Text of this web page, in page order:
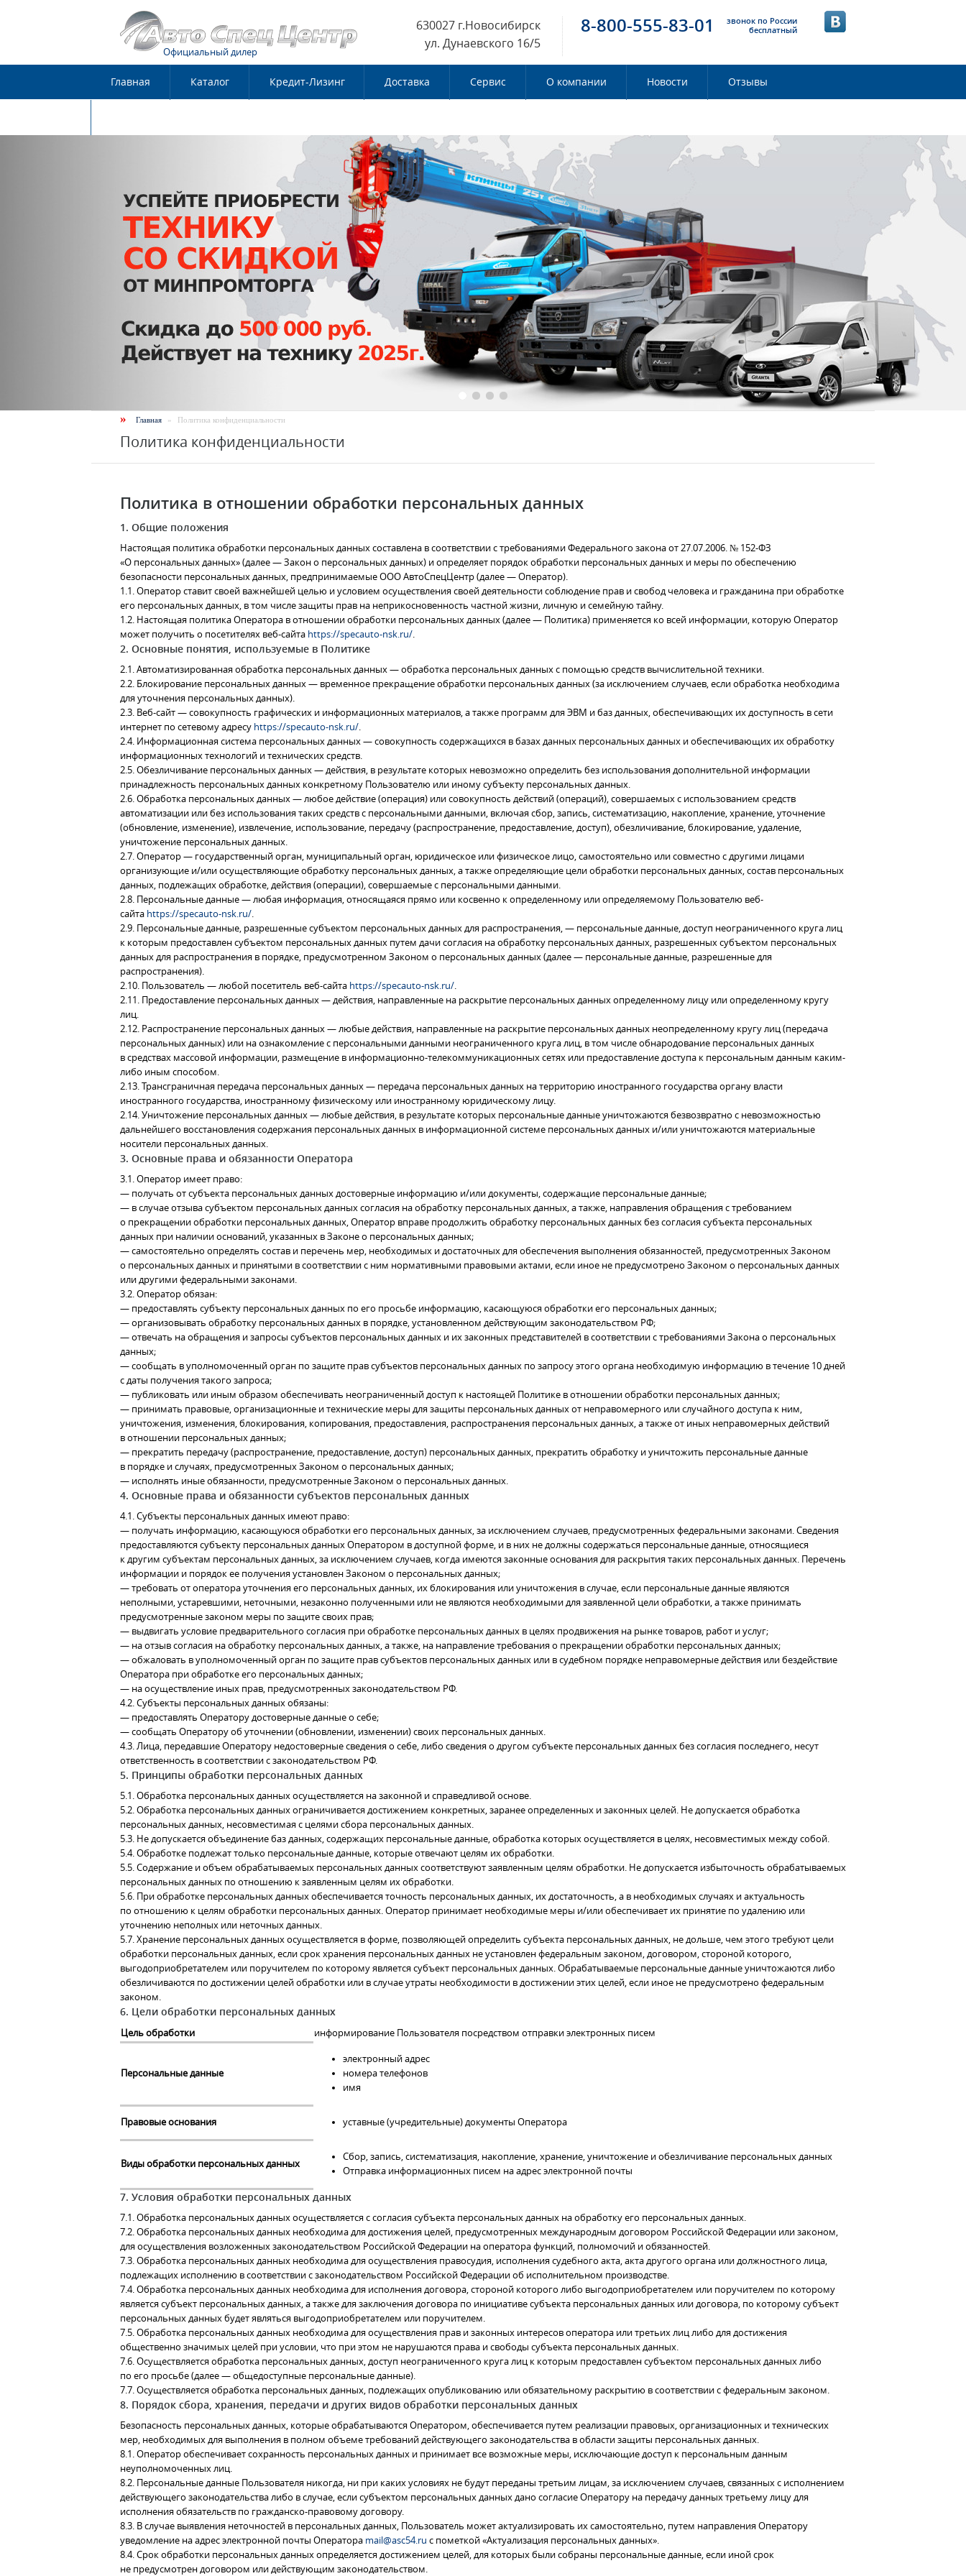
Официальный дилер
630027 г.Новосибирск
ул. Дунаевского 16/5
звонок по России
бесплатный
8-800-555-83-01
Главная Каталог Кредит-Лизинг Доставка Сервис О компании Новости Отзывы
» Главная » Политика конфиденциальности
Политика конфиденциальности
Политика в отношении обработки персональных данных
1. Общие положения
Настоящая политика обработки персональных данных составлена в соответствии с требованиями Федерального закона от 27.07.2006. № 152-ФЗ
«О персональных данных» (далее — Закон о персональных данных) и определяет порядок обработки персональных данных и меры по обеспечению
безопасности персональных данных, предпринимаемые ООО АвтоСпецЦентр (далее — Оператор).
1.1. Оператор ставит своей важнейшей целью и условием осуществления своей деятельности соблюдение прав и свобод человека и гражданина при обработке
его персональных данных, в том числе защиты прав на неприкосновенность частной жизни, личную и семейную тайну.
1.2. Настоящая политика Оператора в отношении обработки персональных данных (далее — Политика) применяется ко всей информации, которую Оператор
может получить о посетителях веб-сайта https://specauto-nsk.ru/.
2. Основные понятия, используемые в Политике
2.1. Автоматизированная обработка персональных данных — обработка персональных данных с помощью средств вычислительной техники.
2.2. Блокирование персональных данных — временное прекращение обработки персональных данных (за исключением случаев, если обработка необходима
для уточнения персональных данных).
2.3. Веб-сайт — совокупность графических и информационных материалов, а также программ для ЭВМ и баз данных, обеспечивающих их доступность в сети
интернет по сетевому адресу https://specauto-nsk.ru/.
2.4. Информационная система персональных данных — совокупность содержащихся в базах данных персональных данных и обеспечивающих их обработку
информационных технологий и технических средств.
2.5. Обезличивание персональных данных — действия, в результате которых невозможно определить без использования дополнительной информации
принадлежность персональных данных конкретному Пользователю или иному субъекту персональных данных.
2.6. Обработка персональных данных — любое действие (операция) или совокупность действий (операций), совершаемых с использованием средств
автоматизации или без использования таких средств с персональными данными, включая сбор, запись, систематизацию, накопление, хранение, уточнение
(обновление, изменение), извлечение, использование, передачу (распространение, предоставление, доступ), обезличивание, блокирование, удаление,
уничтожение персональных данных.
2.7. Оператор — государственный орган, муниципальный орган, юридическое или физическое лицо, самостоятельно или совместно с другими лицами
организующие и/или осуществляющие обработку персональных данных, а также определяющие цели обработки персональных данных, состав персональных
данных, подлежащих обработке, действия (операции), совершаемые с персональными данными.
2.8. Персональные данные — любая информация, относящаяся прямо или косвенно к определенному или определяемому Пользователю веб-
сайта https://specauto-nsk.ru/.
2.9. Персональные данные, разрешенные субъектом персональных данных для распространения, — персональные данные, доступ неограниченного круга лиц
к которым предоставлен субъектом персональных данных путем дачи согласия на обработку персональных данных, разрешенных субъектом персональных
данных для распространения в порядке, предусмотренном Законом о персональных данных (далее — персональные данные, разрешенные для
распространения).
2.10. Пользователь — любой посетитель веб-сайта https://specauto-nsk.ru/.
2.11. Предоставление персональных данных — действия, направленные на раскрытие персональных данных определенному лицу или определенному кругу
лиц.
2.12. Распространение персональных данных — любые действия, направленные на раскрытие персональных данных неопределенному кругу лиц (передача
персональных данных) или на ознакомление с персональными данными неограниченного круга лиц, в том числе обнародование персональных данных
в средствах массовой информации, размещение в информационно-телекоммуникационных сетях или предоставление доступа к персональным данным каким-
либо иным способом.
2.13. Трансграничная передача персональных данных — передача персональных данных на территорию иностранного государства органу власти
иностранного государства, иностранному физическому или иностранному юридическому лицу.
2.14. Уничтожение персональных данных — любые действия, в результате которых персональные данные уничтожаются безвозвратно с невозможностью
дальнейшего восстановления содержания персональных данных в информационной системе персональных данных и/или уничтожаются материальные
носители персональных данных.
3. Основные права и обязанности Оператора
3.1. Оператор имеет право:
— получать от субъекта персональных данных достоверные информацию и/или документы, содержащие персональные данные;
— в случае отзыва субъектом персональных данных согласия на обработку персональных данных, а также, направления обращения с требованием
о прекращении обработки персональных данных, Оператор вправе продолжить обработку персональных данных без согласия субъекта персональных
данных при наличии оснований, указанных в Законе о персональных данных;
— самостоятельно определять состав и перечень мер, необходимых и достаточных для обеспечения выполнения обязанностей, предусмотренных Законом
о персональных данных и принятыми в соответствии с ним нормативными правовыми актами, если иное не предусмотрено Законом о персональных данных
или другими федеральными законами.
3.2. Оператор обязан:
— предоставлять субъекту персональных данных по его просьбе информацию, касающуюся обработки его персональных данных;
— организовывать обработку персональных данных в порядке, установленном действующим законодательством РФ;
— отвечать на обращения и запросы субъектов персональных данных и их законных представителей в соответствии с требованиями Закона о персональных
данных;
— сообщать в уполномоченный орган по защите прав субъектов персональных данных по запросу этого органа необходимую информацию в течение 10 дней
с даты получения такого запроса;
— публиковать или иным образом обеспечивать неограниченный доступ к настоящей Политике в отношении обработки персональных данных;
— принимать правовые, организационные и технические меры для защиты персональных данных от неправомерного или случайного доступа к ним,
уничтожения, изменения, блокирования, копирования, предоставления, распространения персональных данных, а также от иных неправомерных действий
в отношении персональных данных;
— прекратить передачу (распространение, предоставление, доступ) персональных данных, прекратить обработку и уничтожить персональные данные
в порядке и случаях, предусмотренных Законом о персональных данных;
— исполнять иные обязанности, предусмотренные Законом о персональных данных.
4. Основные права и обязанности субъектов персональных данных
4.1. Субъекты персональных данных имеют право:
— получать информацию, касающуюся обработки его персональных данных, за исключением случаев, предусмотренных федеральными законами. Сведения
предоставляются субъекту персональных данных Оператором в доступной форме, и в них не должны содержаться персональные данные, относящиеся
к другим субъектам персональных данных, за исключением случаев, когда имеются законные основания для раскрытия таких персональных данных. Перечень
информации и порядок ее получения установлен Законом о персональных данных;
— требовать от оператора уточнения его персональных данных, их блокирования или уничтожения в случае, если персональные данные являются
неполными, устаревшими, неточными, незаконно полученными или не являются необходимыми для заявленной цели обработки, а также принимать
предусмотренные законом меры по защите своих прав;
— выдвигать условие предварительного согласия при обработке персональных данных в целях продвижения на рынке товаров, работ и услуг;
— на отзыв согласия на обработку персональных данных, а также, на направление требования о прекращении обработки персональных данных;
— обжаловать в уполномоченный орган по защите прав субъектов персональных данных или в судебном порядке неправомерные действия или бездействие
Оператора при обработке его персональных данных;
— на осуществление иных прав, предусмотренных законодательством РФ.
4.2. Субъекты персональных данных обязаны:
— предоставлять Оператору достоверные данные о себе;
— сообщать Оператору об уточнении (обновлении, изменении) своих персональных данных.
4.3. Лица, передавшие Оператору недостоверные сведения о себе, либо сведения о другом субъекте персональных данных без согласия последнего, несут
ответственность в соответствии с законодательством РФ.
5. Принципы обработки персональных данных
5.1. Обработка персональных данных осуществляется на законной и справедливой основе.
5.2. Обработка персональных данных ограничивается достижением конкретных, заранее определенных и законных целей. Не допускается обработка
персональных данных, несовместимая с целями сбора персональных данных.
5.3. Не допускается объединение баз данных, содержащих персональные данные, обработка которых осуществляется в целях, несовместимых между собой.
5.4. Обработке подлежат только персональные данные, которые отвечают целям их обработки.
5.5. Содержание и объем обрабатываемых персональных данных соответствуют заявленным целям обработки. Не допускается избыточность обрабатываемых
персональных данных по отношению к заявленным целям их обработки.
5.6. При обработке персональных данных обеспечивается точность персональных данных, их достаточность, а в необходимых случаях и актуальность
по отношению к целям обработки персональных данных. Оператор принимает необходимые меры и/или обеспечивает их принятие по удалению или
уточнению неполных или неточных данных.
5.7. Хранение персональных данных осуществляется в форме, позволяющей определить субъекта персональных данных, не дольше, чем этого требуют цели
обработки персональных данных, если срок хранения персональных данных не установлен федеральным законом, договором, стороной которого,
выгодоприобретателем или поручителем по которому является субъект персональных данных. Обрабатываемые персональные данные уничтожаются либо
обезличиваются по достижении целей обработки или в случае утраты необходимости в достижении этих целей, если иное не предусмотрено федеральным
законом.
6. Цели обработки персональных данных
Цель обработки информирование Пользователя посредством отправки электронных писем
Персональные данные
электронный адрес
номера телефонов
имя
Правовые основания уставные (учредительные) документы Оператора
Виды обработки персональных данных
Сбор, запись, систематизация, накопление, хранение, уничтожение и обезличивание персональных данных
Отправка информационных писем на адрес электронной почты
7. Условия обработки персональных данных
7.1. Обработка персональных данных осуществляется с согласия субъекта персональных данных на обработку его персональных данных.
7.2. Обработка персональных данных необходима для достижения целей, предусмотренных международным договором Российской Федерации или законом,
для осуществления возложенных законодательством Российской Федерации на оператора функций, полномочий и обязанностей.
7.3. Обработка персональных данных необходима для осуществления правосудия, исполнения судебного акта, акта другого органа или должностного лица,
подлежащих исполнению в соответствии с законодательством Российской Федерации об исполнительном производстве.
7.4. Обработка персональных данных необходима для исполнения договора, стороной которого либо выгодоприобретателем или поручителем по которому
является субъект персональных данных, а также для заключения договора по инициативе субъекта персональных данных или договора, по которому субъект
персональных данных будет являться выгодоприобретателем или поручителем.
7.5. Обработка персональных данных необходима для осуществления прав и законных интересов оператора или третьих лиц либо для достижения
общественно значимых целей при условии, что при этом не нарушаются права и свободы субъекта персональных данных.
7.6. Осуществляется обработка персональных данных, доступ неограниченного круга лиц к которым предоставлен субъектом персональных данных либо
по его просьбе (далее — общедоступные персональные данные).
7.7. Осуществляется обработка персональных данных, подлежащих опубликованию или обязательному раскрытию в соответствии с федеральным законом.
8. Порядок сбора, хранения, передачи и других видов обработки персональных данных
Безопасность персональных данных, которые обрабатываются Оператором, обеспечивается путем реализации правовых, организационных и технических
мер, необходимых для выполнения в полном объеме требований действующего законодательства в области защиты персональных данных.
8.1. Оператор обеспечивает сохранность персональных данных и принимает все возможные меры, исключающие доступ к персональным данным
неуполномоченных лиц.
8.2. Персональные данные Пользователя никогда, ни при каких условиях не будут переданы третьим лицам, за исключением случаев, связанных с исполнением
действующего законодательства либо в случае, если субъектом персональных данных дано согласие Оператору на передачу данных третьему лицу для
исполнения обязательств по гражданско-правовому договору.
8.3. В случае выявления неточностей в персональных данных, Пользователь может актуализировать их самостоятельно, путем направления Оператору
уведомление на адрес электронной почты Оператора mail@asc54.ru с пометкой «Актуализация персональных данных».
8.4. Срок обработки персональных данных определяется достижением целей, для которых были собраны персональные данные, если иной срок
не предусмотрен договором или действующим законодательством.